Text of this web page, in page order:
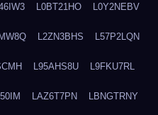
L0BT21HO L0Y2NEBV
L2ZN3BHS L57P2LQN
L95AHS8U L9FKU7RL
LAZ6T7PN LBNGTRNY